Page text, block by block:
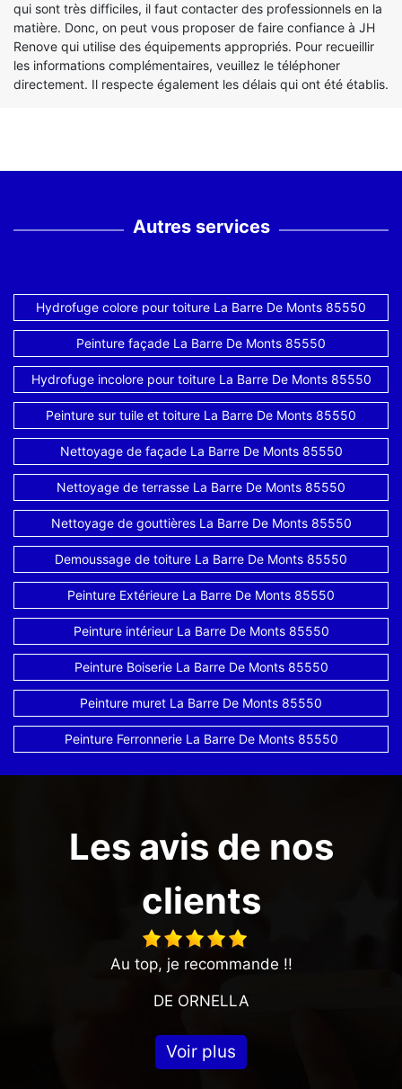
qui sont très difficiles, il faut contacter des professionnels en la
matière. Donc, on peut vous proposer de faire confiance à JH
Renove qui utilise des équipements appropriés. Pour recueillir
les informations complémentaires, veuillez le téléphoner
directement. Il respecte également les délais qui ont été établis.
Autres services
Hydrofuge colore pour toiture La Barre De Monts 85550
Peinture façade La Barre De Monts 85550
Hydrofuge incolore pour toiture La Barre De Monts 85550
Peinture sur tuile et toiture La Barre De Monts 85550
Nettoyage de façade La Barre De Monts 85550
Nettoyage de terrasse La Barre De Monts 85550
Nettoyage de gouttières La Barre De Monts 85550
Demoussage de toiture La Barre De Monts 85550
Peinture Extérieure La Barre De Monts 85550
Peinture intérieur La Barre De Monts 85550
Peinture Boiserie La Barre De Monts 85550
Peinture muret La Barre De Monts 85550
Peinture Ferronnerie La Barre De Monts 85550
Les avis de nos
clients
Au top, je recommande !!
DE ORNELLA
Voir plus